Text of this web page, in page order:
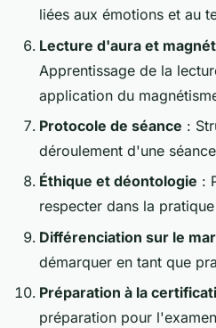
liées aux émotions et au
Lecture d'aura et
Apprentissage de la
application du
Protocole de séance :
déroulement d'une
Éthique et déontologie :
respecter dans la
Différenciation sur le
démarquer en tant que
Préparation à la
préparation pour